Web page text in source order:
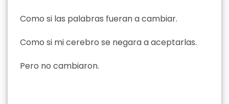
Como si las palabras fueran a cambiar.
Como si mi cerebro se negara a aceptarlas.
Pero no cambiaron.